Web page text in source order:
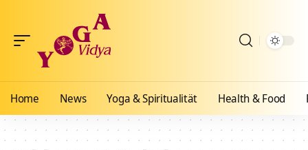
Home News Yoga & Spiritualität Health & Food